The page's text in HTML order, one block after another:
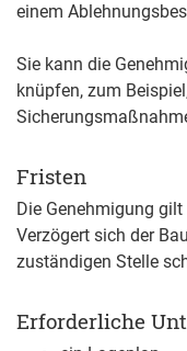
einem
Sie kann die
knüpfen, zum
Fristen
Die Genehmigung
Verzögert sich der
zuständigen Stelle
Erforderliche